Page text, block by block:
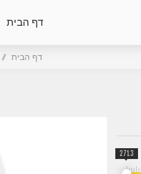
דף הבית
דף הבית /
2713